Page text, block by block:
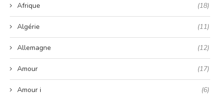
Afrique (18)
Algérie (11)
Allemagne (12)
Amour (17)
Amour i (6)